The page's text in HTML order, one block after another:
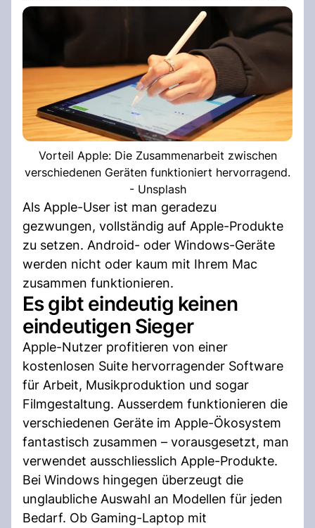
Vorteil Apple: Die Zusammenarbeit zwischen
verschiedenen Geräten funktioniert hervorragend.
- Unsplash
Als Apple-User ist man geradezu
gezwungen, vollständig auf Apple-Produkte
zu setzen. Android- oder Windows-Geräte
werden nicht oder kaum mit Ihrem Mac
zusammen funktionieren.
Es gibt eindeutig keinen
eindeutigen Sieger
Apple-Nutzer profitieren von einer
kostenlosen Suite hervorragender Software
für Arbeit, Musikproduktion und sogar
Filmgestaltung. Ausserdem funktionieren die
verschiedenen Geräte im Apple-Ökosystem
fantastisch zusammen – vorausgesetzt, man
verwendet ausschliesslich Apple-Produkte.
Bei Windows hingegen überzeugt die
unglaubliche Auswahl an Modellen für jeden
Bedarf. Ob Gaming-Laptop mit